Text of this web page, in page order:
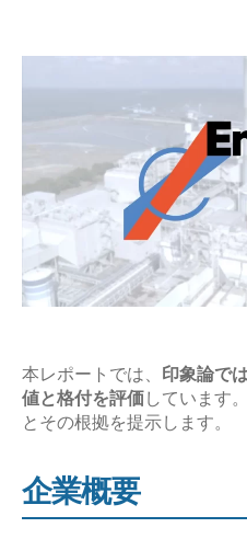
本レポートでは、 印象論で
値と格付を評価しています
とその根拠を提示します。
企業概要